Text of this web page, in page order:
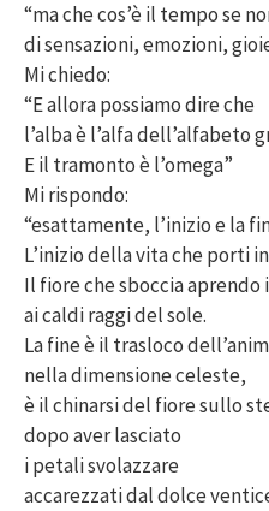
“ma che cos’è il tempo se
di sensazioni, emozioni,
Mi chiedo:
“E allora possiamo dire che
l’alba è l’alfa dell’alfabeto
E il tramonto è l’omega”
Mi rispondo:
“esattamente, l’inizio e la
L’inizio della vita che porti
Il fiore che sboccia aprendo
ai caldi raggi del sole.
La fine è il trasloco
nella dimensione celeste,
è il chinarsi del fiore sullo
dopo aver lasciato
i petali svolazzare
accarezzati dal dolce